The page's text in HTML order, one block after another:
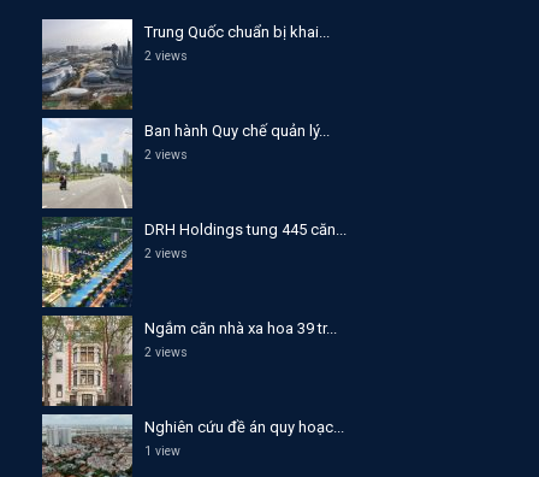
Trung Quốc chuẩn bị khai...
2 views
Ban hành Quy chế quản lý...
2 views
DRH Holdings tung 445 căn...
2 views
Ngắm căn nhà xa hoa 39 tr...
2 views
Nghiên cứu đề án quy hoạc...
1 view